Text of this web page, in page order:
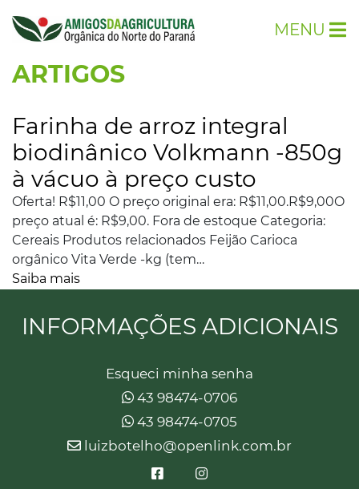
MENU
ARTIGOS
Farinha de arroz integral
biodinânico Volkmann -850g
à vácuo à preço custo
Oferta! R$11,00 O preço original era: R$11,00.R$9,00O
preço atual é: R$9,00. Fora de estoque Categoria:
Cereais Produtos relacionados Feijão Carioca
orgânico Vita Verde -kg (tem…
Saiba mais
INFORMAÇÕES ADICIONAIS
Esqueci minha senha
43 98474-0706
43 98474-0705
luizbotelho@openlink.com.br